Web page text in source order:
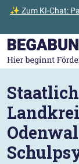
✨ Zum KI-Chat:
Zum
Zur Startseite